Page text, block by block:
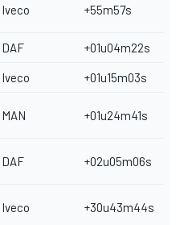
Iveco +55m57s
DAF +01u04m22s
Iveco +01u15m03s
MAN +01u24m41s
DAF +02u05m06s
Iveco +30u43m44s